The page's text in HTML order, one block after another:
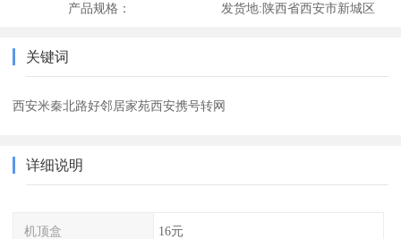
产品规格： 发货地:陕西省西安市新城区
关键词
西安米秦北路好邻居家苑西安携号转网
详细说明
机顶盒 16元